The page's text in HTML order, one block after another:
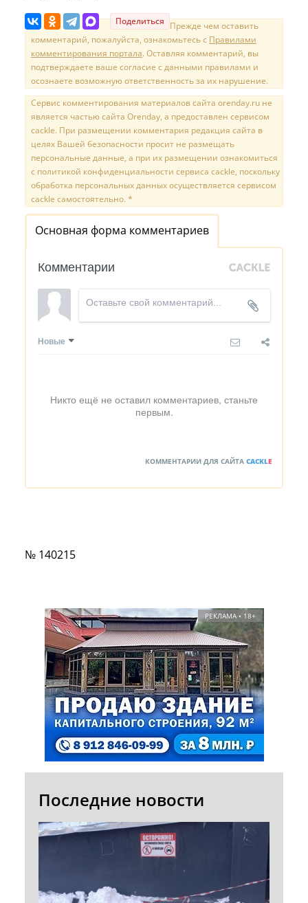
Поделиться Прежде чем оставить
комментарий, пожалуйста, ознакомьтесь с Правилами
комментирования портала. Оставляя комментарий, вы
подтверждаете ваше согласие с данными правилами и
осознаете возможную ответственность за их нарушение.
Сервис комментирования материалов сайта orenday.ru не
является частью сайта Orenday, а предоставлен сервисом
cackle. При размещении комментария редакция сайта в
целях Вашей безопасности просит не размещать
персональные данные, а при их размещении ознакомиться
с политикой конфиденциальности сервиса cackle, поскольку
обработка персональных данных осуществляется сервисом
cackle самостоятельно. *
Основная форма комментариев
Комментарии
Новые
Никто ещё не оставил комментариев, станьте
первым.
КОММЕНТАРИИ ДЛЯ САЙТА CACKLE
№ 140215
РЕКЛАМА • 18+
Последние новости